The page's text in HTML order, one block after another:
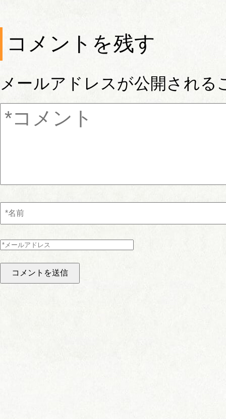
コメントを残す
メールアドレスが公開される